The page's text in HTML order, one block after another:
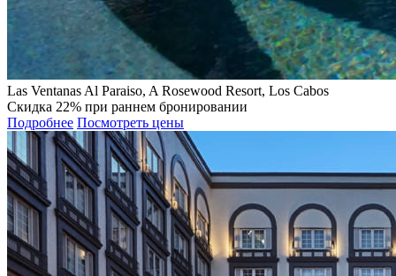
Las Ventanas Al Paraiso, A Rosewood Resort, Los Cabos
Скидка 22% при раннем бронировании
Подробнее Посмотреть цены